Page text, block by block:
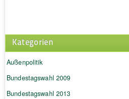
Kategorien
Außenpolitik
Bundestagswahl 2009
Bundestagswahl 2013